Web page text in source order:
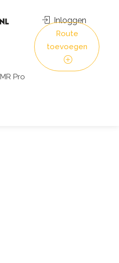
MR Pro
Inloggen
Route
toevoegen